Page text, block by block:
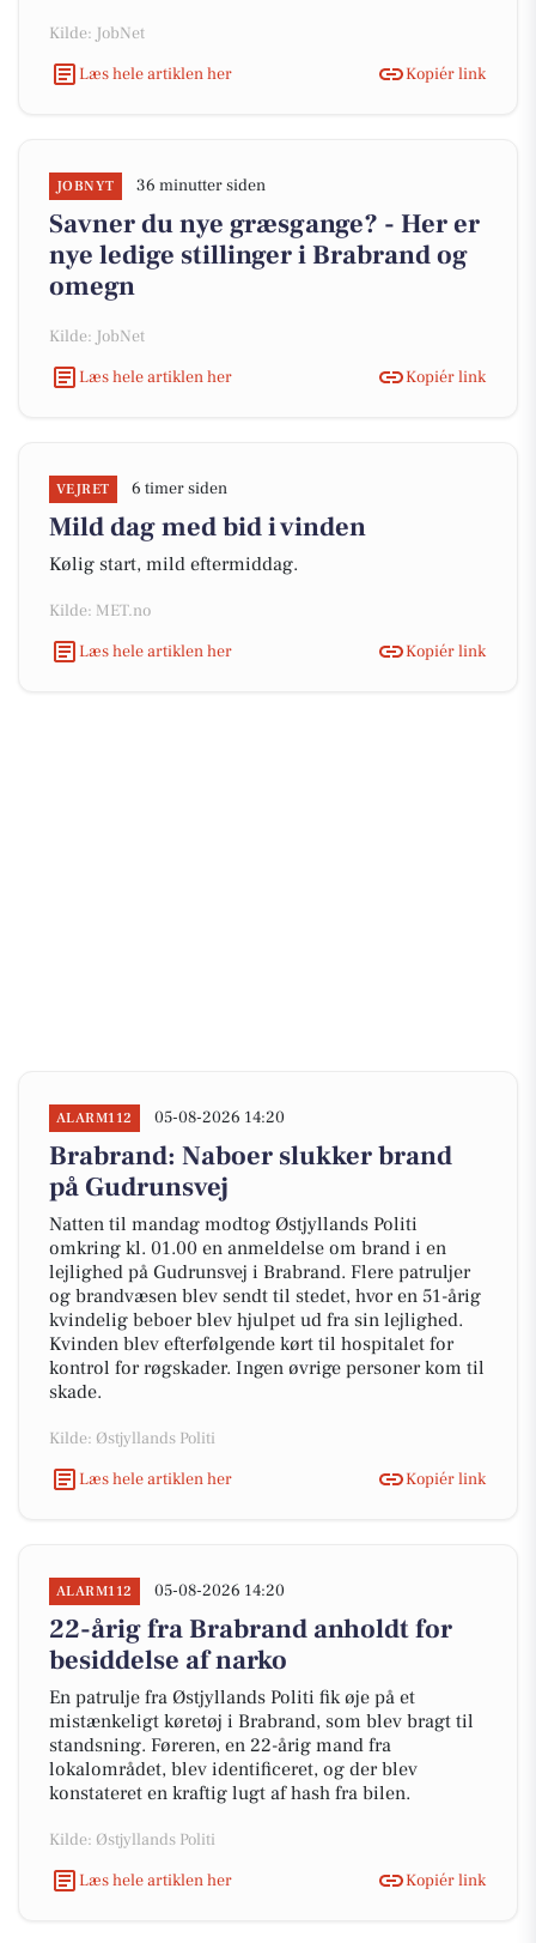
Kilde: JobNet
Læs hele artiklen her
Kopiér link
JOBNYT 36 minutter siden
Savner du nye græsgange? - Her er
nye ledige stillinger i Brabrand og
omegn
Kilde: JobNet
Læs hele artiklen her
Kopiér link
VEJRET 6 timer siden
Mild dag med bid i vinden
Kølig start, mild eftermiddag.
Kilde: MET.no
Læs hele artiklen her
Kopiér link
ALARM112 05-08-2026 14:20
Brabrand: Naboer slukker brand
på Gudrunsvej
Natten til mandag modtog Østjyllands Politi
omkring kl. 01.00 en anmeldelse om brand i en
lejlighed på Gudrunsvej i Brabrand. Flere patruljer
og brandvæsen blev sendt til stedet, hvor en 51-årig
kvindelig beboer blev hjulpet ud fra sin lejlighed.
Kvinden blev efterfølgende kørt til hospitalet for
kontrol for røgskader. Ingen øvrige personer kom til
skade.
Kilde: Østjyllands Politi
Læs hele artiklen her
Kopiér link
ALARM112 05-08-2026 14:20
22-årig fra Brabrand anholdt for
besiddelse af narko
En patrulje fra Østjyllands Politi fik øje på et
mistænkeligt køretøj i Brabrand, som blev bragt til
standsning. Føreren, en 22-årig mand fra
lokalområdet, blev identificeret, og der blev
konstateret en kraftig lugt af hash fra bilen.
Kilde: Østjyllands Politi
Læs hele artiklen her
Kopiér link